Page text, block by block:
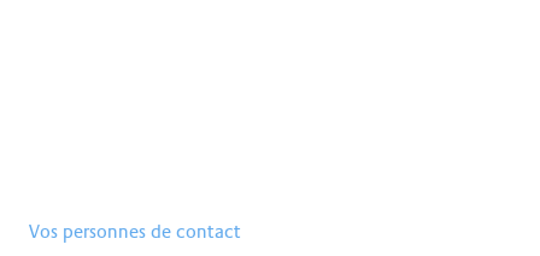
Vos personnes de contact